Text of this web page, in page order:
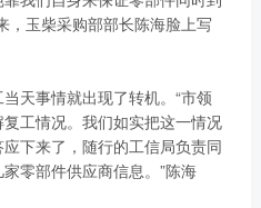
，玉柴采购部部长陈海脸上写
事情就出现了转机。“市领
工情况。我们如实把这一情况
下来了，随行的工信局负责同
零部件供应商信息。”陈海